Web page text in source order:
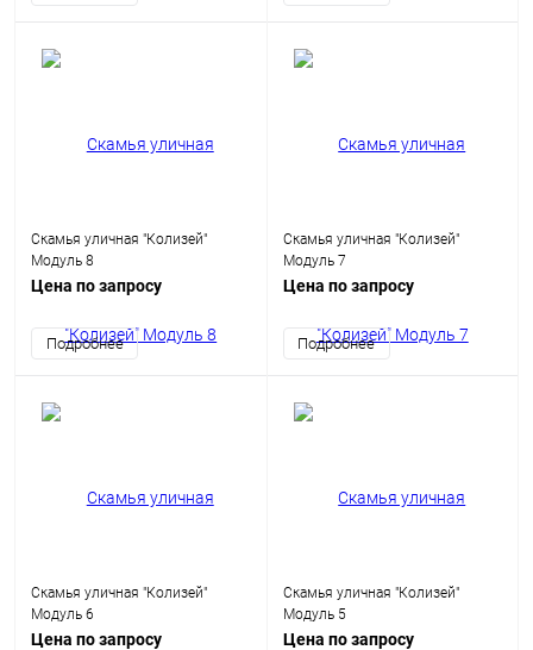
Скамья уличная "Колизей"
Модуль 8
Цена по запросу
Подробнее
Скамья уличная "Колизей"
Модуль 7
Цена по запросу
Подробнее
Скамья уличная "Колизей"
Модуль 6
Цена по запросу
Скамья уличная "Колизей"
Модуль 5
Цена по запросу